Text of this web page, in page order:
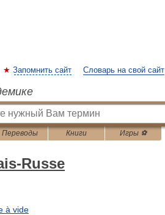
Запомнить сайт Словарь на свой сайт
Переводы Книги Игры ⚽
Russe
à vide